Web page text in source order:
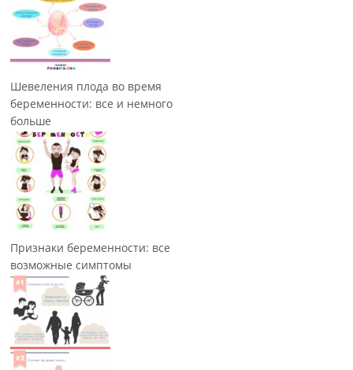
Шевеления плода во время
беременности: все и немного
больше
Признаки беременности: все
возможные симптомы